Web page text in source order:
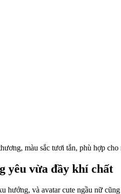
màu sắc tươi tắn, phù hợp
yêu vừa đầy khí chất
hướng, và avatar cute ngầu nữ